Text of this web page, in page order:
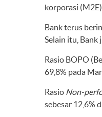
korporasi
Bank terus
Selain itu, Bank
Rasio BOPO
69,8% pada
Rasio Non-
sebesar 12,6%